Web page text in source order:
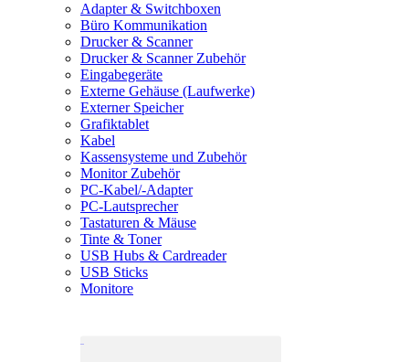
Adapter & Switchboxen
Büro Kommunikation
Drucker & Scanner
Drucker & Scanner Zubehör
Eingabegeräte
Externe Gehäuse (Laufwerke)
Externer Speicher
Grafiktablet
Kabel
Kassensysteme und Zubehör
Monitor Zubehör
PC-Kabel/-Adapter
PC-Lautsprecher
Tastaturen & Mäuse
Tinte & Toner
USB Hubs & Cardreader
USB Sticks
Monitore